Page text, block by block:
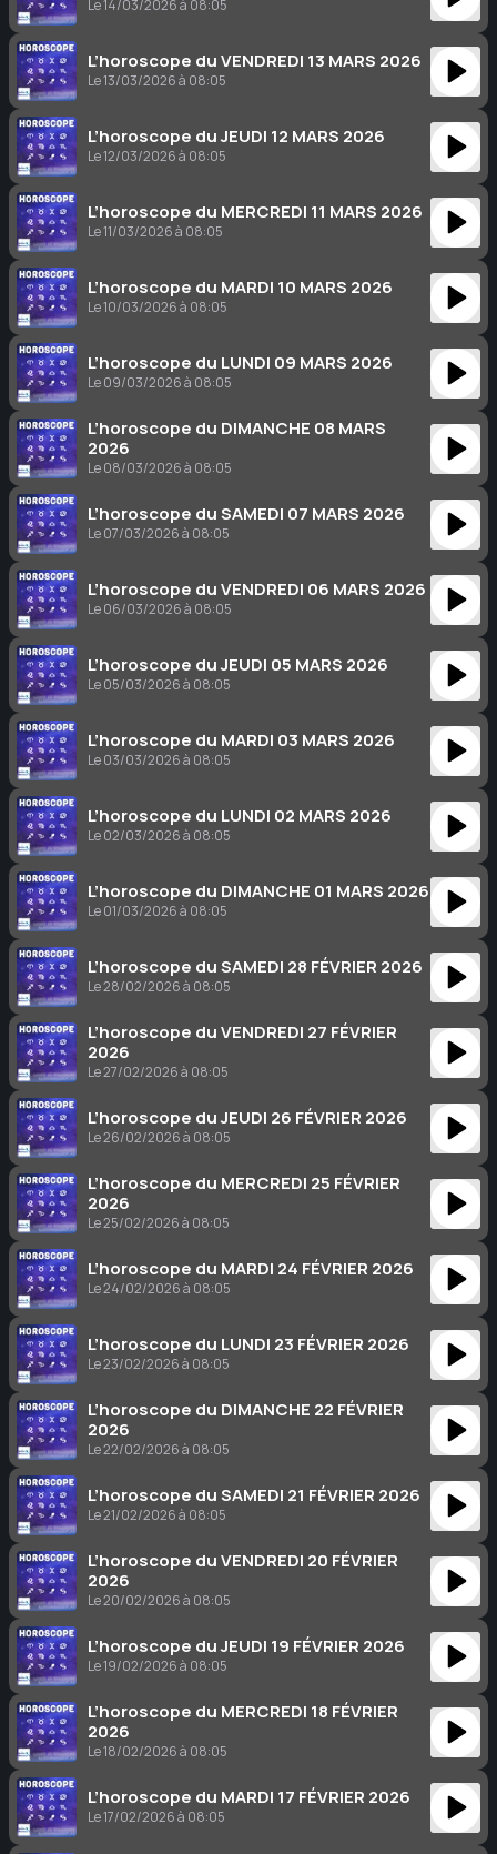
Le 14/03/2026 à 08:05
L’horoscope du VENDREDI 13 MARS 2026
Le 13/03/2026 à 08:05
L’horoscope du JEUDI 12 MARS 2026
Le 12/03/2026 à 08:05
L’horoscope du MERCREDI 11 MARS 2026
Le 11/03/2026 à 08:05
L’horoscope du MARDI 10 MARS 2026
Le 10/03/2026 à 08:05
L’horoscope du LUNDI 09 MARS 2026
Le 09/03/2026 à 08:05
L’horoscope du DIMANCHE 08 MARS
2026
Le 08/03/2026 à 08:05
L’horoscope du SAMEDI 07 MARS 2026
Le 07/03/2026 à 08:05
L’horoscope du VENDREDI 06 MARS 2026
Le 06/03/2026 à 08:05
L’horoscope du JEUDI 05 MARS 2026
Le 05/03/2026 à 08:05
L’horoscope du MARDI 03 MARS 2026
Le 03/03/2026 à 08:05
L’horoscope du LUNDI 02 MARS 2026
Le 02/03/2026 à 08:05
L’horoscope du DIMANCHE 01 MARS 2026
Le 01/03/2026 à 08:05
L’horoscope du SAMEDI 28 FÉVRIER 2026
Le 28/02/2026 à 08:05
L’horoscope du VENDREDI 27 FÉVRIER
2026
Le 27/02/2026 à 08:05
L’horoscope du JEUDI 26 FÉVRIER 2026
Le 26/02/2026 à 08:05
L’horoscope du MERCREDI 25 FÉVRIER
2026
Le 25/02/2026 à 08:05
L’horoscope du MARDI 24 FÉVRIER 2026
Le 24/02/2026 à 08:05
L’horoscope du LUNDI 23 FÉVRIER 2026
Le 23/02/2026 à 08:05
L’horoscope du DIMANCHE 22 FÉVRIER
2026
Le 22/02/2026 à 08:05
L’horoscope du SAMEDI 21 FÉVRIER 2026
Le 21/02/2026 à 08:05
L’horoscope du VENDREDI 20 FÉVRIER
2026
Le 20/02/2026 à 08:05
L’horoscope du JEUDI 19 FÉVRIER 2026
Le 19/02/2026 à 08:05
L’horoscope du MERCREDI 18 FÉVRIER
2026
Le 18/02/2026 à 08:05
L’horoscope du MARDI 17 FÉVRIER 2026
Le 17/02/2026 à 08:05